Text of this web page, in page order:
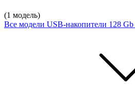
(1 модель)
Все модели USB-накопители 128 Gb